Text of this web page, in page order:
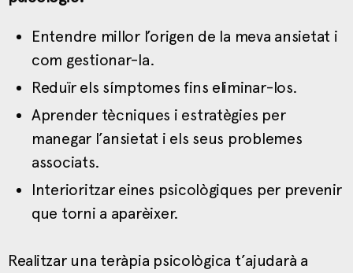
Entendre millor l’origen de la meva ansietat i
com gestionar-la.
Reduïr els símptomes fins eliminar-los.
Aprender tècniques i estratègies per
manegar l’ansietat i els seus problemes
associats.
Interioritzar eines psicològiques per prevenir
que torni a aparèixer.
Realitzar una teràpia psicològica t’ajudarà a